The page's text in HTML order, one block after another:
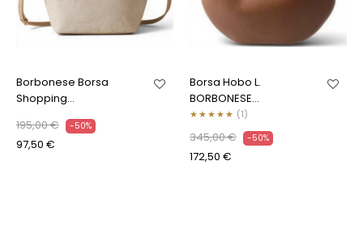
Borbonese Borsa
Shopping...
195,00 €
-50%
97,50 €
Borsa Hobo L.
BORBONESE...
★★★★★ (1)
345,00 € -50%
172,50 €